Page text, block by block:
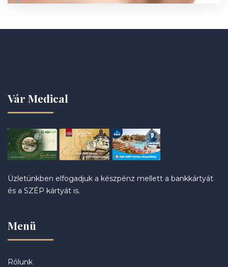
Vár Medical
Üzletünkben elfogadjuk a készpénz mellett a bankkártyát
és a SZÉP kártyát is.
Menü
Rólunk